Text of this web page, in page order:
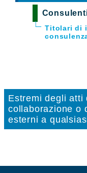
Titolari di
Estremi degli atti
collaborazione o
esterni a